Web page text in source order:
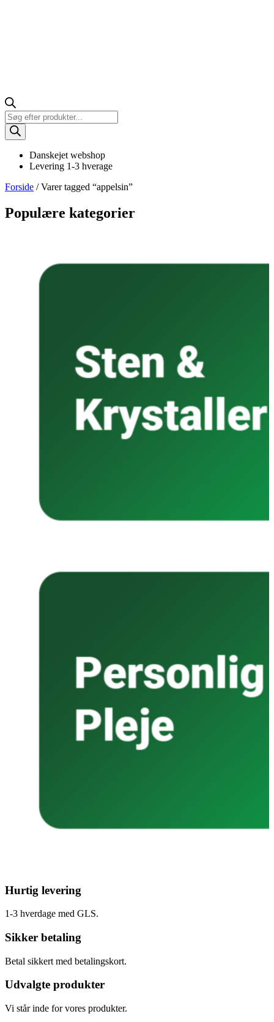
Products
search
Danskejet webshop
Levering 1-3 hverage
Forside / Varer tagged “appelsin”
Populære kategorier
Hurtig levering
1-3 hverdage med GLS.
Sikker betaling
Betal sikkert med betalingskort.
Udvalgte produkter
Vi står inde for vores produkter.